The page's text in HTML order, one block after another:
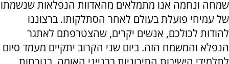
שמחה ונחמה אנו מתמלאים מהאדוות הנפלאות שנשמתו
של עמיחי פועלת בעולם לאחר הסתלקותו. ברצוננו
להודות לכולכם, אנשים יקרים, שהצטרפתם לאתגר
הנפלא והמשמח הזה. ביום שני הקרוב יתקיים מעמד סיום